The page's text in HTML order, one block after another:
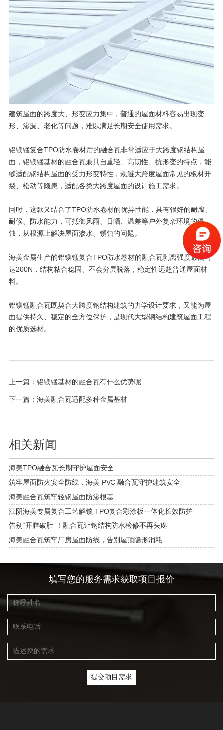
建筑屋面的跨度大、形变应力集中，普通的屋面材料容易出现变
形、渗漏、老化等问题，难以满足长期安全使用需求。
铝镁锰复合TPO防水卷材后的融合瓦非常适应于大跨度钢结构屋
面，铝镁锰基材的融合瓦兼具自重轻、高韧性、抗形变的特点，能
够适配钢结构屋面的受力形变特性，规避大跨度屋面常见的板材开
裂、松动等隐患，适配各类大跨度屋面的设计施工需求。
同时，这款又结合了TPO防水卷材的优异性能，具有很好的耐腐、
耐候、防水能力，可抵御风雨、日晒、温差等户外复杂环境的侵
蚀，从根源上解决屋面渗水、锈蚀的问题。
海美金属生产的铝镁锰复合TPO防水卷材的融合瓦剥离强度最高可
达200N，结构粘合稳固、不会分层脱落，稳定性远超普通屋面材
料。
铝镁锰融合瓦既契合大跨度钢结构建筑的力学设计要求，又能为屋
面提供持久、稳定的全方位保护，是现代大型钢结构建筑屋面工程
的优质选材。
上一篇： 铝镁锰基材的融合瓦有什么优势呢
下一篇： 海美融合瓦适配多种金属基材
相关新闻
海美TPO融合瓦长期守护屋面安全
筑牢屋面防火安全防线，海美 PVC 融合瓦守护建筑安全
海美融合瓦筑牢轻钢屋面防渗根基
江阴海美专属复合工艺解锁 TPO复合彩涂板一体化长效防护
告别“开膛破肚”！融合瓦让钢结构防水检修不再头疼
海美融合瓦筑牢厂房屋面防线，告别屋顶隐形消耗
填写您的服务需求获取项目报价